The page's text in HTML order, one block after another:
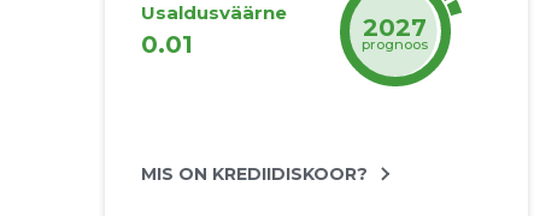
Usaldusväärne
0.01
2027
prognoos
MIS ON KREDIIDISKOOR?